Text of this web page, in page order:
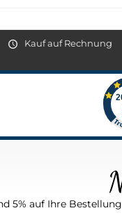
Kauf auf Rechnung
5% auf Ihre